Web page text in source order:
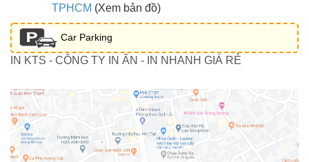
TPHCM (Xem bản đồ)
Car Parking
IN KTS - CÔNG TY IN ẤN - IN NHANH GIÁ RẺ